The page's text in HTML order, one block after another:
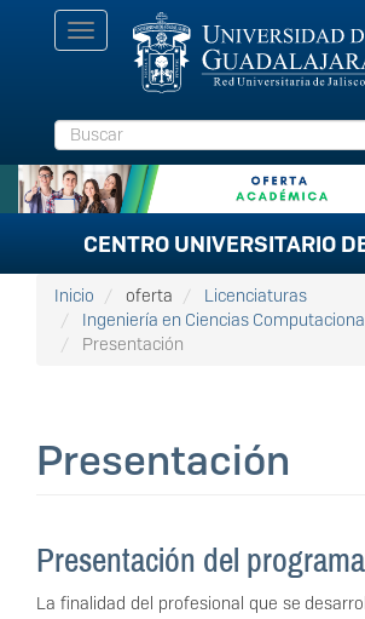
Toggle
navigation
Buscar
CENTRO UNIVERSITARIO
Inicio oferta
Licenciaturas
Ingeniería en Ciencias
Presentación
Presentación
Presentación del
La finalidad del profesional que se